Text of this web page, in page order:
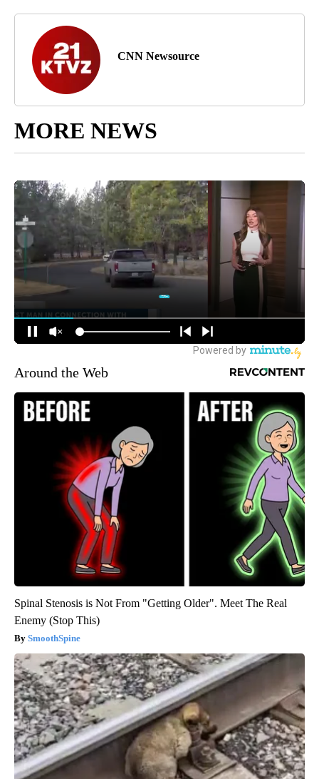
CNN Newsource
MORE NEWS
Around the Web
Spinal Stenosis is Not From "Getting Older". Meet The Real
Enemy (Stop This)
SmoothSpine